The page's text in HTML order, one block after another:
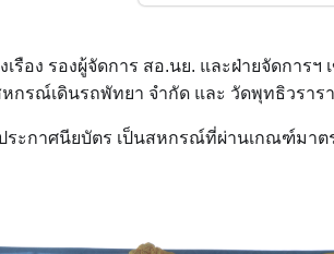
งเรือง รองผู้จัดการ สอ.นย. และฝ่ายจัดก
กรณ์เดินรถพัทยา จำกัด และ วัดพุทธิวราร
ระกาศนียบัตร เป็นสหกรณ์ที่ผ่านเกณฑ์มาต